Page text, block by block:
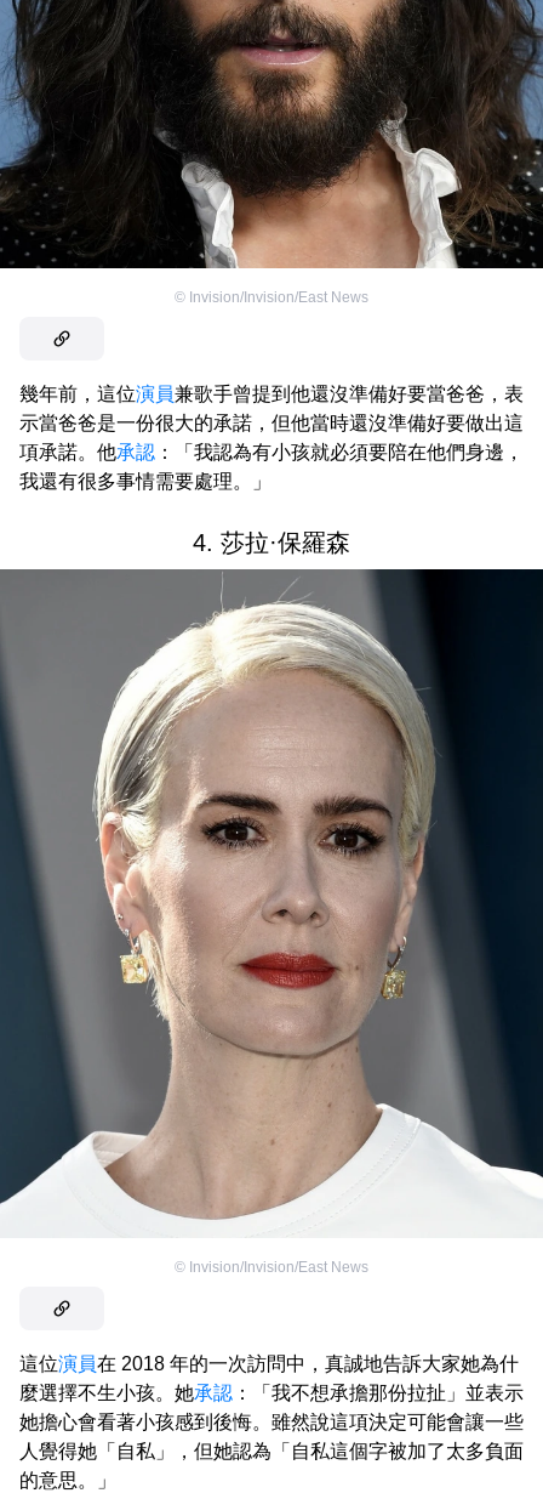
© Invision/Invision/East News
幾年前，這位演員兼歌手曾提到他還沒準備好要當爸爸，表
示當爸爸是一份很大的承諾，但他當時還沒準備好要做出這
項承諾。他承認 ：「我認為有小孩就必須要陪在他們身邊，
我還有很多事情需要處理。」
4. 莎拉·保羅森
© Invision/Invision/East News
這位演員在 2018 年的一次訪問中，真誠地告訴大家她為什
麼選擇不生小孩。她承認 ：「我不想承擔那份拉扯」並表示
她擔心會看著小孩感到後悔。雖然說這項決定可能會讓一些
人覺得她「自私」，但她認為「自私這個字被加了太多負面
的意思。」